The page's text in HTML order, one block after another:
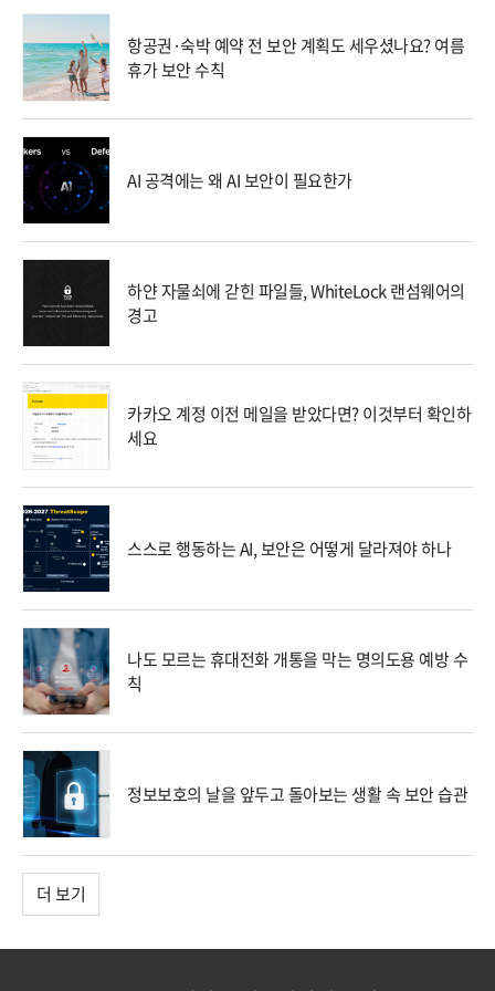
항공권·숙박 예약 전 보안 계획도 세우셨나요? 여름
휴가 보안 수칙
AI 공격에는 왜 AI 보안이 필요한가
하얀 자물쇠에 갇힌 파일들, WhiteLock 랜섬웨어의
경고
카카오 계정 이전 메일을 받았다면? 이것부터 확인하
세요
스스로 행동하는 AI, 보안은 어떻게 달라져야 하나
나도 모르는 휴대전화 개통을 막는 명의도용 예방 수
칙
정보보호의 날을 앞두고 돌아보는 생활 속 보안 습관
더 보기